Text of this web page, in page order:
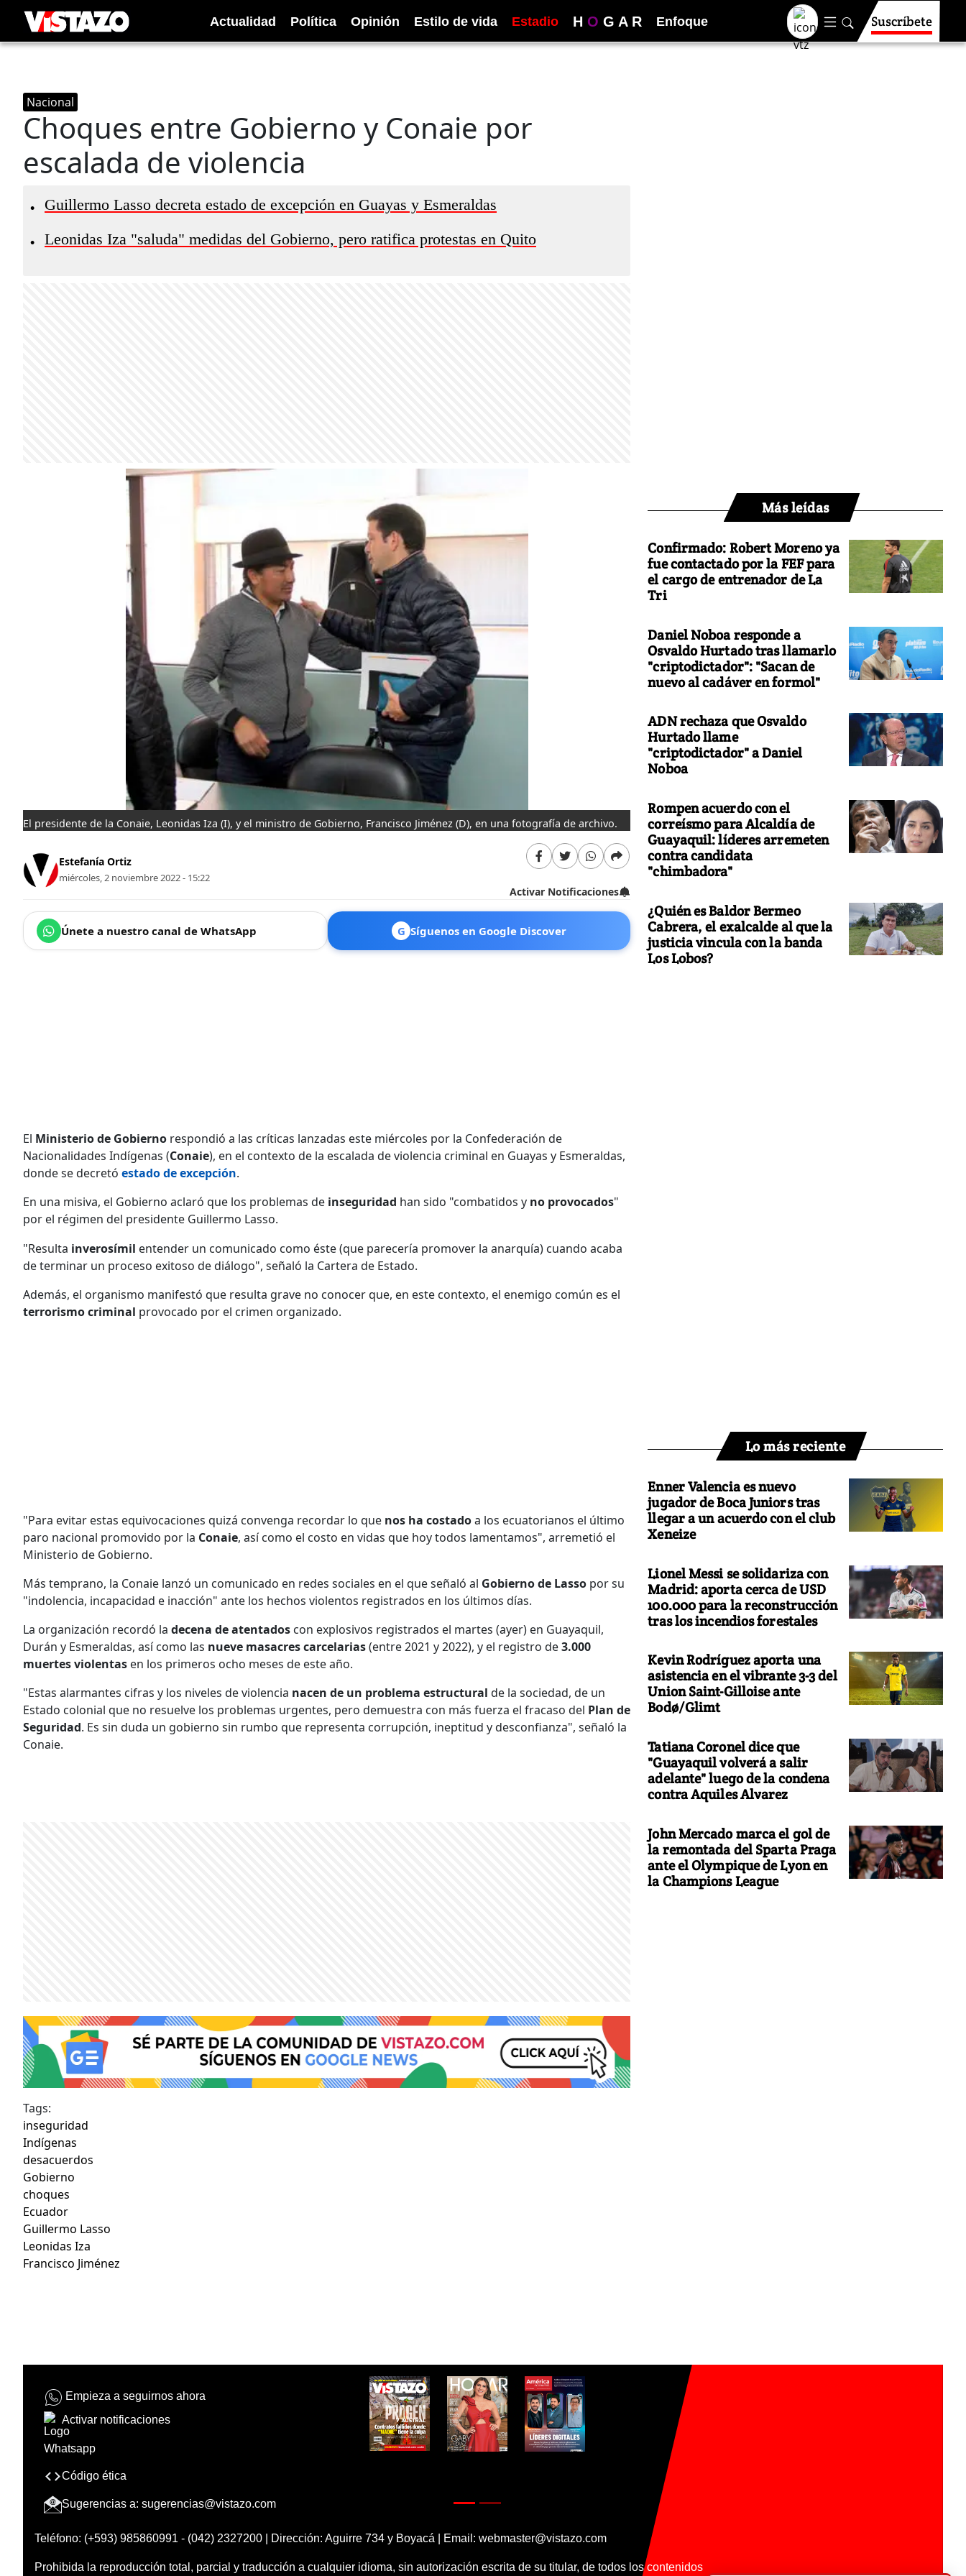
Actualidad Política Opinión Estilo de vida Estadio H O G A R Enfoque Suscríbete
Nacional
Choques entre Gobierno y Conaie por
escalada de violencia
• Guillermo Lasso decreta estado de excepción en Guayas y Esmeraldas
• Leonidas Iza "saluda" medidas del Gobierno, pero ratifica protestas en Quito
El presidente de la Conaie, Leonidas Iza (I), y el ministro de Gobierno, Francisco Jiménez (D), en una fotografía de archivo.
Estefanía Ortiz
miércoles, 2 noviembre 2022 - 15:22
Activar Notificaciones
Únete a nuestro canal de WhatsApp G Síguenos en Google Discover
El Ministerio de Gobierno respondió a las críticas lanzadas este miércoles por la Confederación de
Nacionalidades Indígenas (Conaie), en el contexto de la escalada de violencia criminal en Guayas y Esmeraldas,
donde se decretó estado de excepción.
En una misiva, el Gobierno aclaró que los problemas de inseguridad han sido "combatidos y no provocados"
por el régimen del presidente Guillermo Lasso.
"Resulta inverosímil entender un comunicado como éste (que parecería promover la anarquía) cuando acaba
de terminar un proceso exitoso de diálogo", señaló la Cartera de Estado.
Además, el organismo manifestó que resulta grave no conocer que, en este contexto, el enemigo común es el
terrorismo criminal provocado por el crimen organizado.
"Para evitar estas equivocaciones quizá convenga recordar lo que nos ha costadoa los ecuatorianos el último
paro nacional promovido por la Conaie, así como el costo en vidas que hoy todos lamentamos", arremetió el
Ministerio de Gobierno.
Más temprano, la Conaie lanzó un comunicado en redes sociales en el que señaló al Gobierno de Lasso por su
"indolencia, incapacidad e inacción" ante los hechos violentos registrados en los últimos días.
La organización recordó la decena de atentados con explosivos registrados el martes (ayer) en Guayaquil,
Durán y Esmeraldas, así como las nueve masacres carcelarias(entre 2021 y 2022), y el registro de3.000
muertes violentas en los primeros ocho meses de este año.
"Estas alarmantes cifras y los niveles de violencia nacen de un problema estructural de la sociedad, de un
Estado colonial que no resuelve los problemas urgentes, pero demuestra con más fuerza el fracaso del Plan de
Seguridad. Es sin duda un gobierno sin rumbo que representa corrupción, ineptitud y desconfianza", señaló la
Conaie.
Tags:
inseguridad
Indígenas
desacuerdos
Gobierno
choques
Ecuador
Guillermo Lasso
Leonidas Iza
Francisco Jiménez
Más leídas
Confirmado: Robert Moreno ya
fue contactado por la FEF para
el cargo de entrenador de La
Tri
Daniel Noboa responde a
Osvaldo Hurtado tras llamarlo
"criptodictador": "Sacan de
nuevo al cadáver en formol"
ADN rechaza que Osvaldo
Hurtado llame
"criptodictador" a Daniel
Noboa
Rompen acuerdo con el
correísmo para Alcaldía de
Guayaquil: líderes arremeten
contra candidata
"chimbadora"
¿Quién es Baldor Bermeo
Cabrera, el exalcalde al que la
justicia vincula con la banda
Los Lobos?
Lo más reciente
Enner Valencia es nuevo
jugador de Boca Juniors tras
llegar a un acuerdo con el club
Xeneize
Lionel Messi se solidariza con
Madrid: aporta cerca de USD
100.000 para la reconstrucción
tras los incendios forestales
Kevin Rodríguez aporta una
asistencia en el vibrante 3-3 del
Union Saint-Gilloise ante
Bodø/Glimt
Tatiana Coronel dice que
"Guayaquil volverá a salir
adelante" luego de la condena
contra Aquiles Alvarez
John Mercado marca el gol de
la remontada del Sparta Praga
ante el Olympique de Lyon en
la Champions League
Empieza a seguirnos ahora
Activar notificaciones
Código ética
Sugerencias a: sugerencias@vistazo.com
Teléfono: (+593) 985860991 - (042) 2327200 | Dirección: Aguirre 734 y Boyacá | Email: webmaster@vistazo.com
Prohibida la reproducción total, parcial y traducción a cualquier idioma, sin autorización escrita de su titular, de todos los contenidos